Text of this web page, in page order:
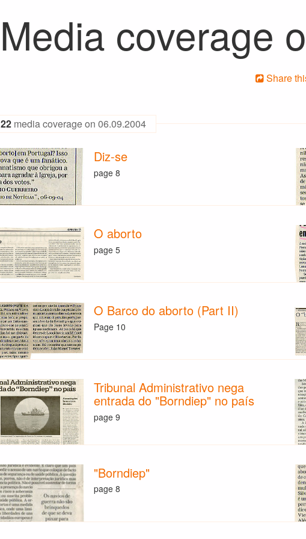
Media coverage
Share
22 media coverage on 06.09.2004
Diz-se
page 8
O aborto
page 5
O Barco do aborto (Part II)
Page 10
Tribunal Administrativo nega
entrada do "Borndiep" no país
page 9
"Borndiep"
page 8